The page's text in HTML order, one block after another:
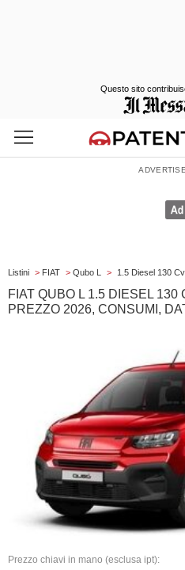
Listini > FIAT > Qubo L > 1.5 Diesel 130
FIAT QUBO L 1.5 DIESEL 130
PREZZO 2026, CONSUMI,
Prezzo chiavi in mano (esclusa ipt):
Questo sito